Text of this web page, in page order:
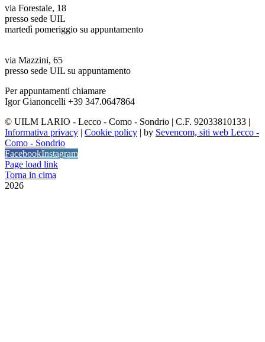
via Forestale, 18
presso sede UIL
martedì pomeriggio su appuntamento
via Mazzini, 65
presso sede UIL su appuntamento
Per appuntamenti chiamare
Igor Gianoncelli +39 347.0647864
© UILM LARIO - Lecco - Como - Sondrio | C.F. 92033810133 |
Informativa privacy | Cookie policy | by Sevencom, siti web Lecco -
Como - Sondrio
FacebookInstagram
Page load link
Torna in cima
2026